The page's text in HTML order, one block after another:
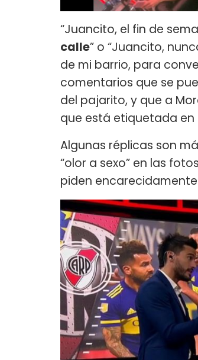
“Juancito, el fin de
calle” o “Juancito,
de mi barrio, para
comentarios que se
del pajarito, y que a
que está etiquetada
Algunas réplicas son
“olor a sexo” en las
piden